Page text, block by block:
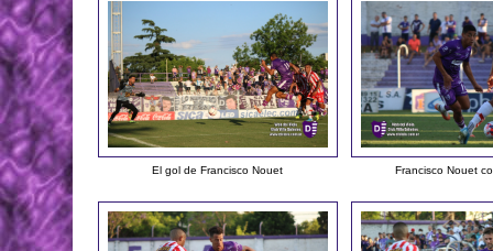
El gol de Francisco Nouet Francisco Nouet